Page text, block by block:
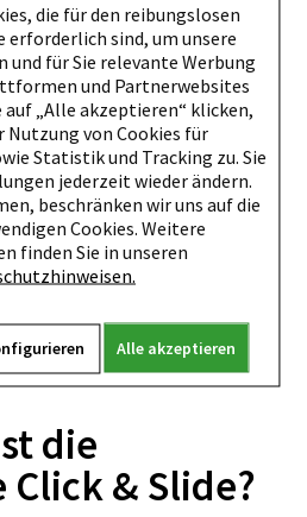
ist die
Click & Slide
haben Sie rund um die Uhr
Geldbörse in einem
Sie müssen sich nur
die
& Slide?
die für den reibungslosen
erforderlich sind, um unsere
und für Sie relevante Werbung
und Partnerwebsites
auf „Alle akzeptieren“ klicken,
Nutzung von Cookies für
Statistik und Tracking zu. Sie
jederzeit wieder ändern.
beschränken wir uns auf die
Cookies. Weitere
finden Sie in unseren
Alle akzeptieren